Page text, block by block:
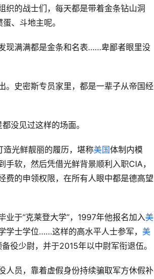
织的战士们，每天都是带着金条钻山洞
、斗地主呢。
现满满都是金条和名表……卑鄙者眼里没
。史密斯专员家里，都是一辈子从帝国经
没见过这样的场面。
造光鲜靓丽的履历，堪称美国体制内模
软，然后凭借光鲜背景顺利入职CIA，
费的申领权限，在所有人眼中都是德高望
于“克莱登大学”，1997年他报名加入美
学士学位……这样的高水平人士参军， 美
役少尉，并于2015年以中尉军衔退伍。
人员，靠着虚假身份持续骗取军方休假补